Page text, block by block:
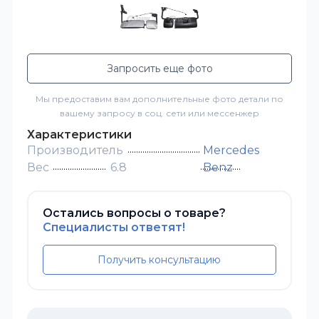
Запросить еще фото
Мы предоставим вам дополнительные фото детали по
вашему запросу в соц. сети или мессенжер
Характеристики
Производитель
Mercedes
Benz
Вес 6.8
Остались вопросы о товаре?
Специалисты ответят!
Получить консультацию